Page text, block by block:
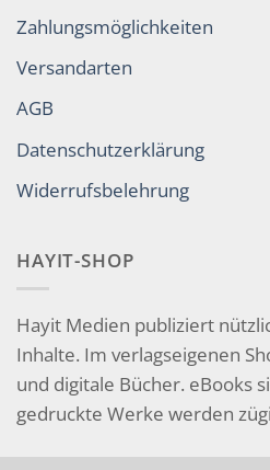
Zahlungsmöglichkeiten
Versandarten
AGB
Datenschutzerklärung
Widerrufsbelehrung
HAYIT-SHOP
Hayit Medien publiziert
Inhalte. Im verlagseigenen
und digitale Bücher. eBooks
gedruckte Werke werden